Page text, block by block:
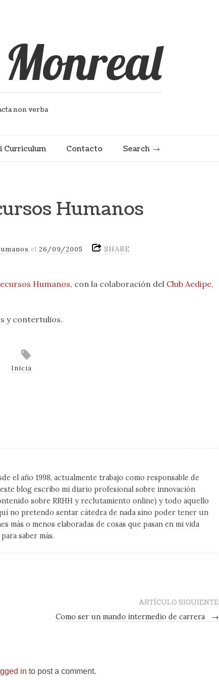
non verba
Curriculum Contacto Search
Humanos
el 26/09/2005 SHARE
Humanos, con la colaboración del Club Aedipe,
y contertulios.
Inicia
el año 1998, actualmente trabajo como responsable de
blog escribo mi diario profesional sobre innovación
sobre RRHH y reclutamiento online) y todo aquello
no pretendo sentar cátedra de nada sino poder tener un
más o menos elaboradas de cosas que pasan en mi vida
saber más.
ARTÍCULO SIGUIENTE
Como ser un mando intermedio de carrera
→
in to post a comment.